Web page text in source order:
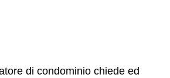
di condominio chiede ed